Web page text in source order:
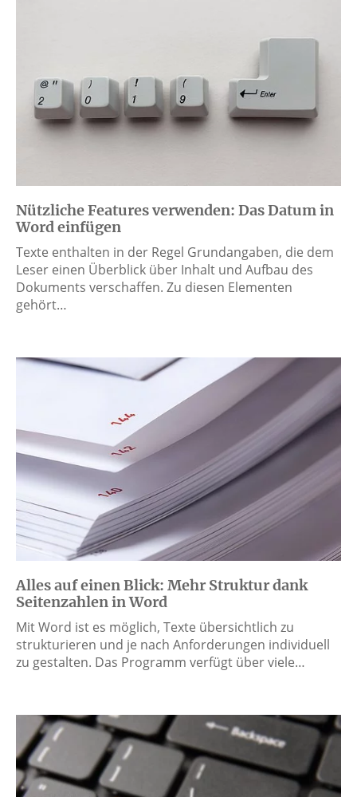
Nützliche Features verwenden: Das Datum in
Word einfügen
Texte enthalten in der Regel Grundangaben, die dem
Leser einen Überblick über Inhalt und Aufbau des
Dokuments verschaffen. Zu diesen Elementen
gehört…
Alles auf einen Blick: Mehr Struktur dank
Seitenzahlen in Word
Mit Word ist es möglich, Texte übersichtlich zu
strukturieren und je nach Anforderungen individuell
zu gestalten. Das Programm verfügt über viele…